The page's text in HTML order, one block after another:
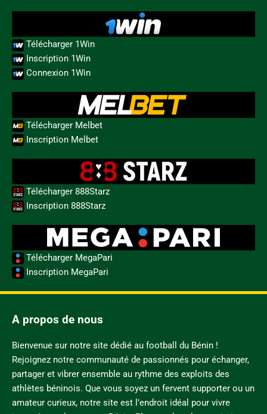
Télécharger 1Win
Inscription 1Win
Connexion 1Win
Télécharger Melbet
Inscription Melbet
Télécharger 888Starz
Inscription 888Starz
Télécharger MegaPari
Inscription MegaPari
A propos de nous
Bienvenue sur notre site dédié au football du Bénin !
Rejoignez notre communauté de passionnés pour échanger,
partager et vibrer ensemble au rythme des exploits des
athlètes béninois. Que vous soyez un fervent supporter ou un
amateur curieux, notre site est l’endroit idéal pour vivre